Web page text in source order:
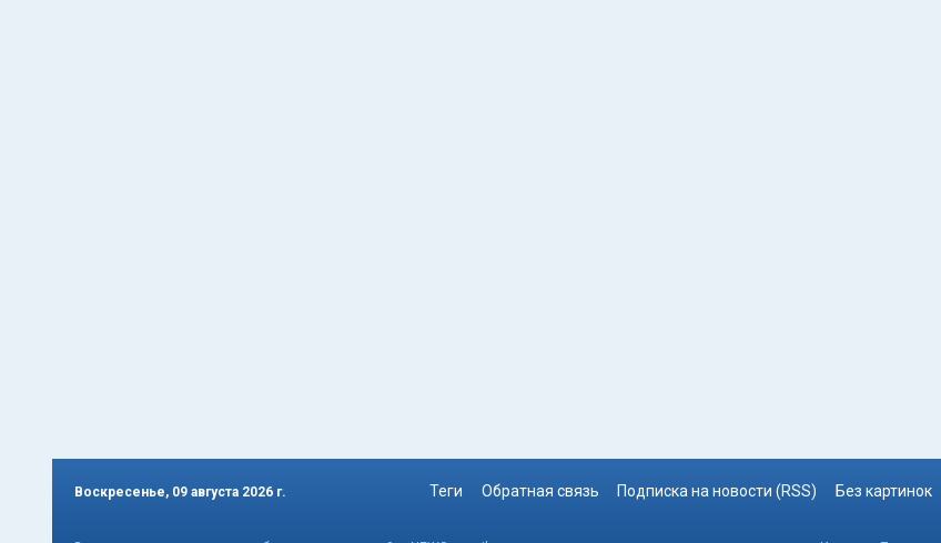
Воскресенье, 09 августа 2026 г. Теги Обратная связь Подписка на новости (RSS) Без картинок